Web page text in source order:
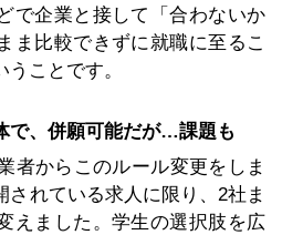
で企業と接して「合わないか
ま比較できずに就職に至るこ
ことです。
で、併願可能だが…課題も
者からこのルール変更をしま
されている求人に限り、2社ま
えました。学生の選択肢を広